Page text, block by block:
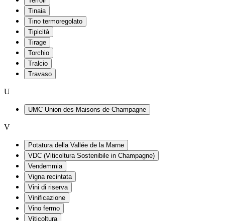
Tinaia
Tino termoregolato
Tipicità
Tirage
Torchio
Tralcio
Travaso
U
UMC Union des Maisons de Champagne
V
Potatura della Vallée de la Marne
VDC (Viticoltura Sostenibile in Champagne)
Vendemmia
Vigna recintata
Vini di riserva
Vinificazione
Vino fermo
Viticoltura